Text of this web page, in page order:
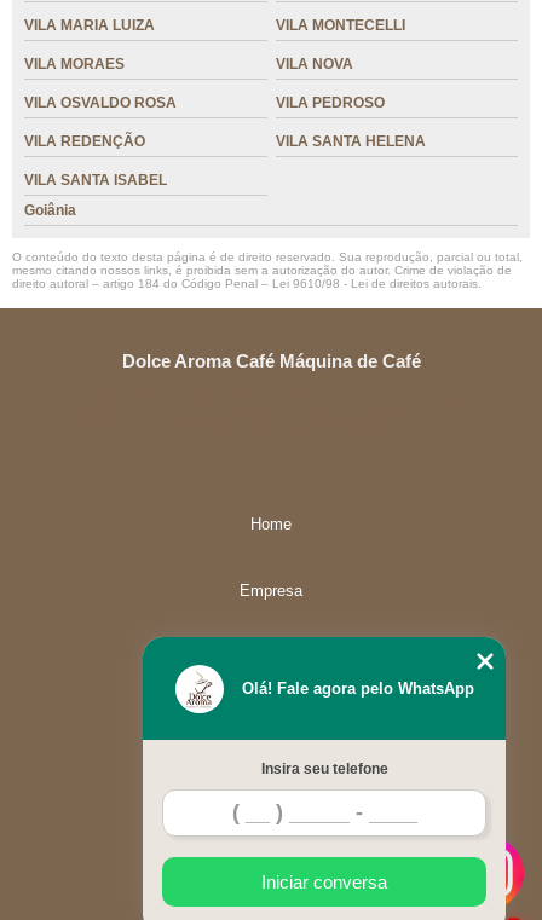
VILA MARIA LUIZA VILA MONTECELLI
VILA MORAES VILA NOVA
VILA OSVALDO ROSA VILA PEDROSO
VILA REDENÇÃO VILA SANTA HELENA
VILA SANTA ISABEL
Goiânia
O conteúdo do texto desta página é de direito reservado. Sua reprodução, parcial ou total,
mesmo citando nossos links, é proibida sem a autorização do autor. Crime de violação de
direito autoral – artigo 184 do Código Penal – Lei 9610/98 - Lei de direitos autorais
Dolce Aroma Café Máquina de Café
Home
Empresa
Contato
Mapa do site
Olá! Fale agora pelo WhatsApp
Insira seu telefone
Iniciar conversa